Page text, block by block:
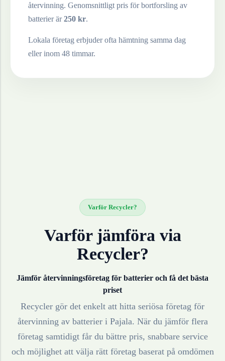
återvinning. Genomsnittligt pris för bortforsling av
batterierär250 kr.
Lokala företag erbjuder ofta hämtning samma dag
eller inom 48 timmar.
Varför Recycler?
Varför jämföra via
Recycler?
Jämför återvinningsföretag för batterier och få det bästa
priset
Recycler gör det enkelt att hitta seriösa företag för
återvinning av batterieri Pajala. När du jämför flera
företag samtidigt får du bättre pris, snabbare service
och möjlighet att välja rätt företag baserat på omdömen